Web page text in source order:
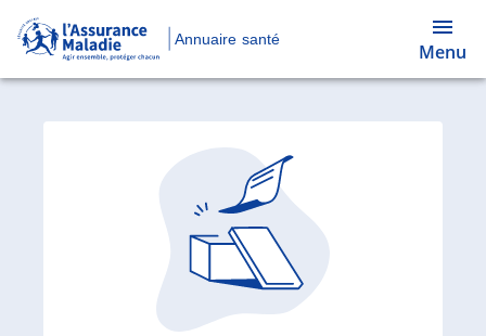
Annuaire santé
Menu